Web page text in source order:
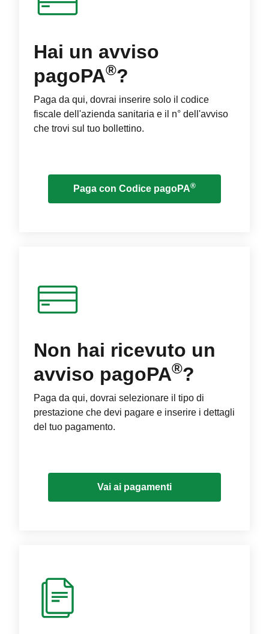
Hai un avviso
pagoPA®?
Paga da qui, dovrai inserire solo il codice
fiscale dell'azienda sanitaria e il n° dell'avviso
che trovi sul tuo bollettino.
Paga con Codice pagoPA®
Non hai ricevuto un
avviso pagoPA®?
Paga da qui, dovrai selezionare il tipo di
prestazione che devi pagare e inserire i dettagli
del tuo pagamento.
Vai ai pagamenti